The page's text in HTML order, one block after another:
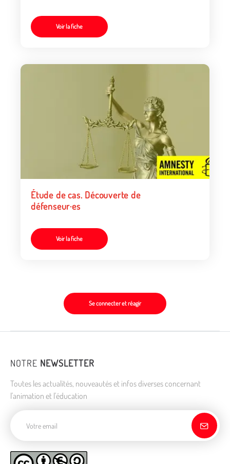
Voir la fiche
Étude de cas. Découverte de
défenseur·es
Voir la fiche
Se connecter et réagir
NOTRE NEWSLETTER
Toutes les actualités, nouveautés et infos diverses concernant
l'animation et l'éducation